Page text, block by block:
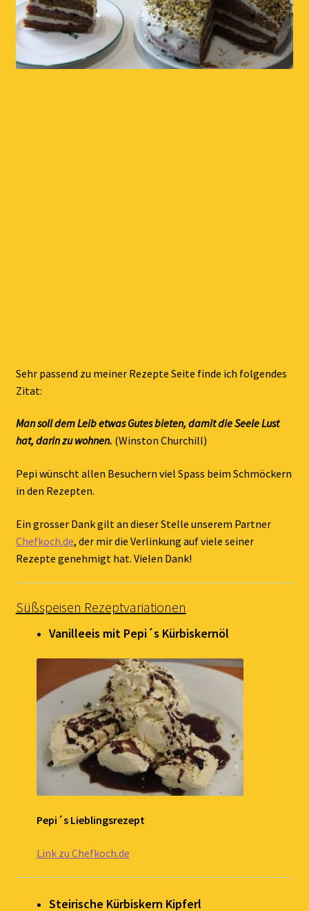
Sehr passend zu meiner Rezepte Seite finde ich folgendes
Zitat:
Man soll dem Leib etwas Gutes bieten, damit die Seele Lust
hat, darin zu wohnen. (Winston Churchill)
Pepi wünscht allen Besuchern viel Spass beim Schmöckern
in den Rezepten.
Ein grosser Dank gilt an dieser Stelle unserem Partner
Chefkoch.de, der mir die Verlinkung auf viele seiner
Rezepte genehmigt hat. Vielen Dank!
Süßspeisen Rezeptvariationen
Vanilleeis mit Pepi´s Kürbiskernöl
Pepi´s Lieblingsrezept
Link zu Chefkoch.de
Steirische Kürbiskern Kipferl